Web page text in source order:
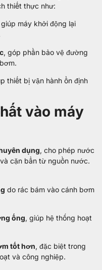
thiết thực như:
giúp máy khởi động lại
, góp phần bảo vệ đường
thiết bị vận hành ổn định
vào máy
dụng, cho phép nước
cặn bẩn từ nguồn nước.
do rác bám vào cánh bơm
ống, giúp hệ thống hoạt
tốt hơn, đặc biệt trong
và công nghiệp.